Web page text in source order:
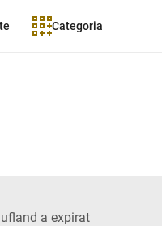
Categoria
a
a expirat